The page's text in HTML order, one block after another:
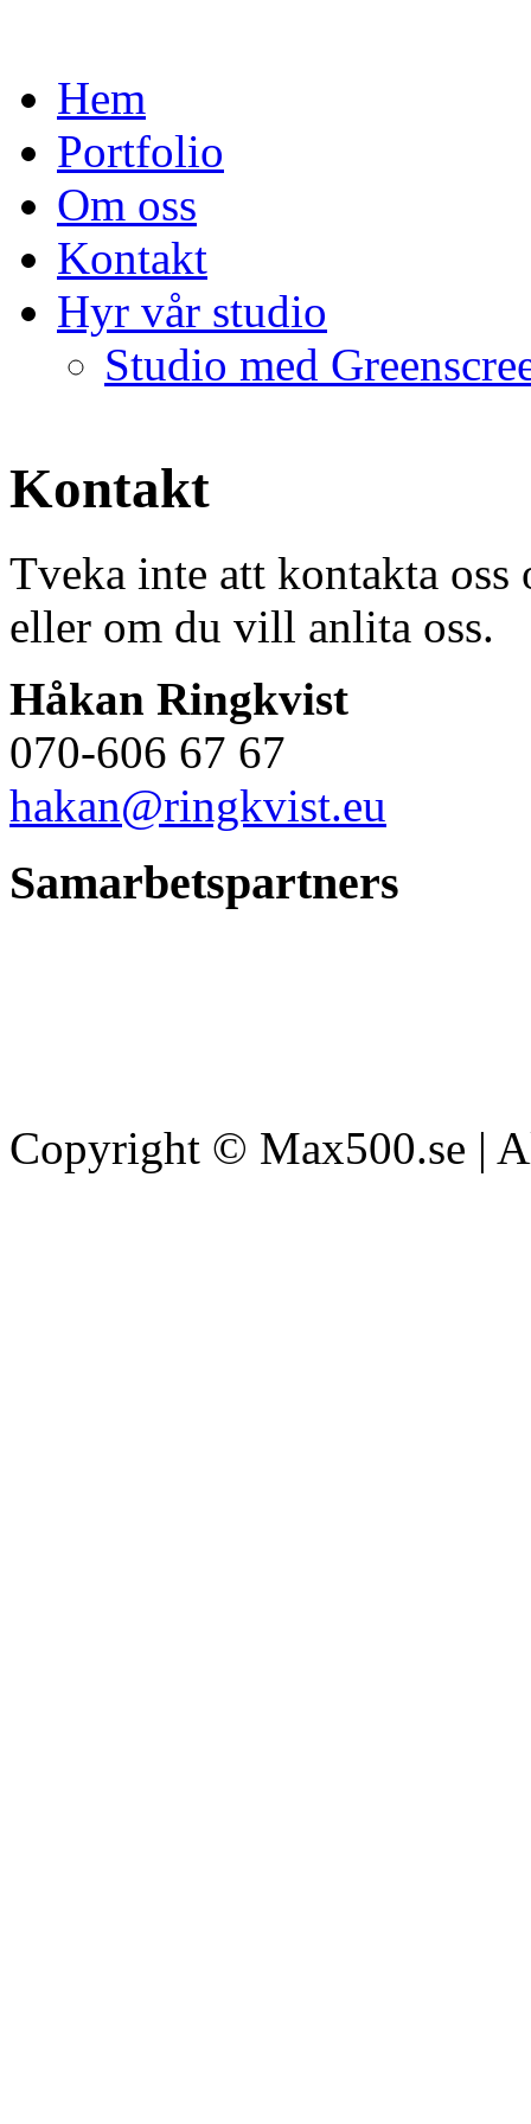
Hem
Portfolio
Om oss
Kontakt
Hyr vår studio
Studio med
Kontakt
Tveka inte att kontakta
eller om du vill anlita oss.
Håkan Ringkvist
070-606 67 67
hakan@ringkvist.eu
Samarbetspartners
Copyright © Max500.se |